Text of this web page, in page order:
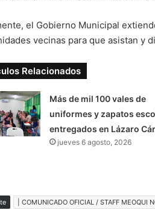
el Gobierno Municipal
vecinas para que asistan y
Relacionados
Más de mil 100 vales de
uniformes y zapatos
entregados en Lázaro
jueves 6 agosto, 2026
| COMUNICADO OFICIAL / STAFF MEOQUI